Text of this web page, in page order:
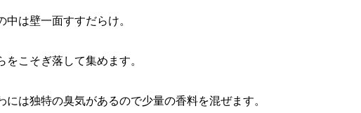
中は壁一面すすだらけ。
をこそぎ落して集めます。
には独特の臭気があるので少量の香料を混ぜます。